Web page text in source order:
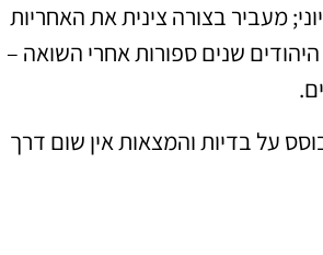
מעביר בצורה צינית את האחריות
שנים ספורות אחרי השואה –
על בדיות והמצאות אין שום דרך